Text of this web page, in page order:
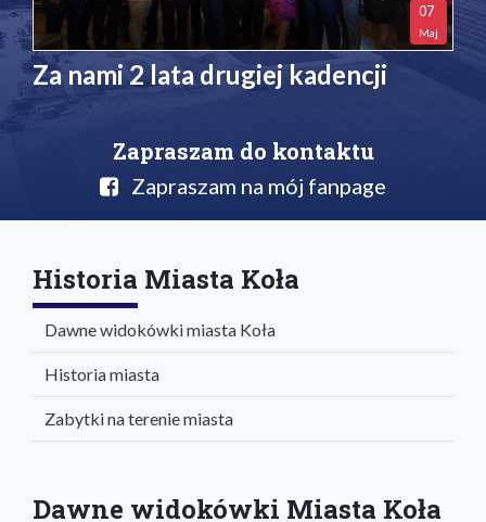
07
Maj
Za nami 2 lata drugiej kadencji
Zapraszam do kontaktu
Zapraszam na mój fanpage
Historia Miasta Koła
Dawne widokówki miasta Koła
Historia miasta
Zabytki na terenie miasta
Dawne widokówki Miasta Koła